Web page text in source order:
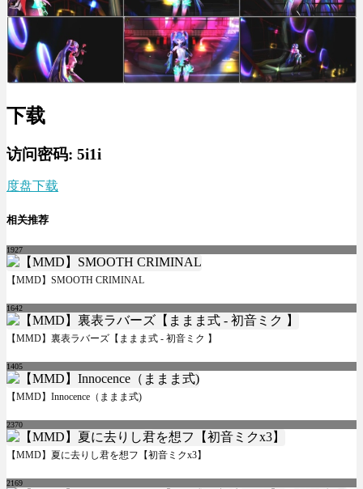
下载
访问密码: 5i1i
度盘下载
相关推荐
1927
【MMD】SMOOTH CRIMINAL
1642
【MMD】裏表ラバーズ【ままま式 - 初音ミク 】
1405
【MMD】Innocence（ままま式)
2370
【MMD】夏に去りし君を想フ【初音ミクx3】
2169